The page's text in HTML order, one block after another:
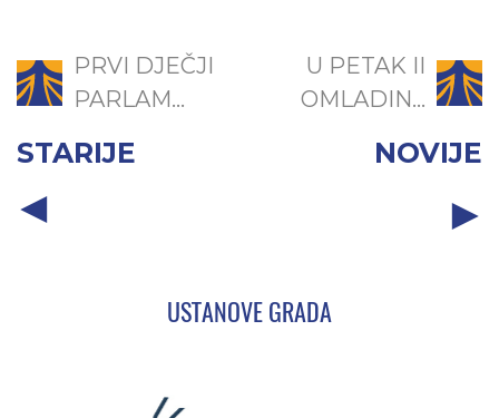
PRVI DJEČJI
PARLAM...
STARIJE
U PETAK II
OMLADIN...
NOVIJE
USTANOVE GRADA